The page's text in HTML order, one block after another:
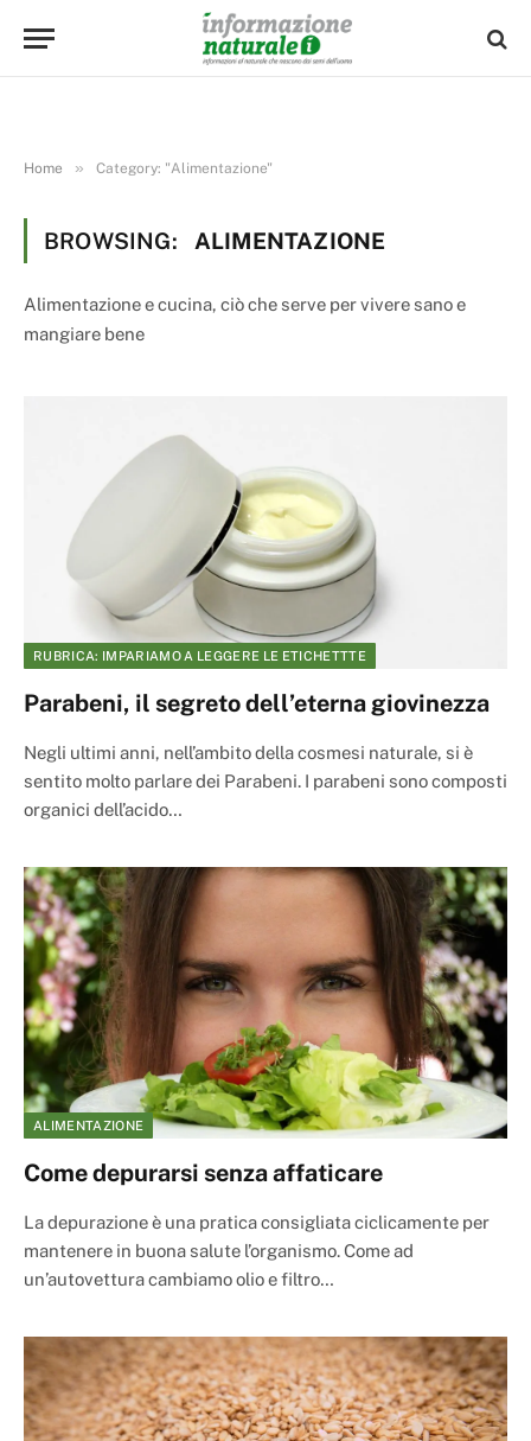
Home » Category: "Alimentazione"
BROWSING: ALIMENTAZIONE
Alimentazione e cucina, ciò che serve per vivere sano e
mangiare bene
RUBRICA: IMPARIAMO A LEGGERE LE ETICHETTTE
Parabeni, il segreto dell’eterna giovinezza
Negli ultimi anni, nell’ambito della cosmesi naturale, si è
sentito molto parlare dei Parabeni. I parabeni sono composti
organici dell’acido…
ALIMENTAZIONE
Come depurarsi senza affaticare
La depurazione è una pratica consigliata ciclicamente per
mantenere in buona salute l’organismo. Come ad
un’autovettura cambiamo olio e filtro…